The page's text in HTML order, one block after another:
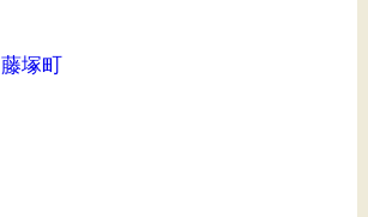
藤塚町